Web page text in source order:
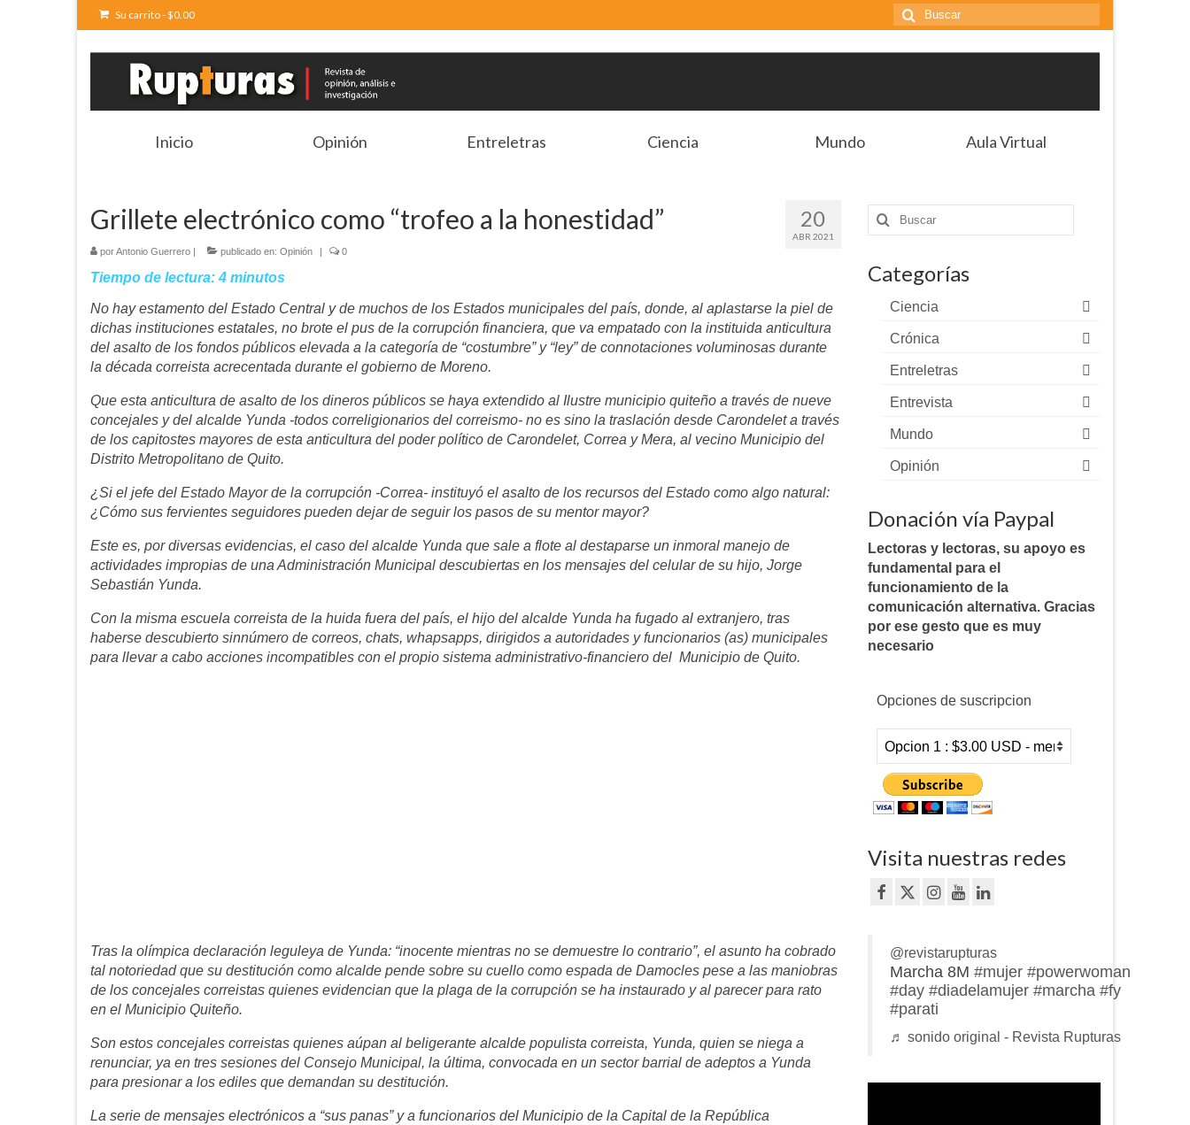
Su carrito-$0.00
Buscar
por:
Inicio Opinión Entreletras Ciencia Mundo Aula Virtual
20
ABR 2021
Grillete electrónico como “trofeo a la honestidad”
porAntonio Guerrero | publicado en: Opinión | 0
Tiempo de lectura: 4 minutos
No hay estamento del Estado Central y de muchos de los Estados municipales del país, donde, al aplastarse la piel de
dichas instituciones estatales, no brote el pus de la corrupción financiera, que va empatado con la instituida anticultura
del asalto de los fondos públicos elevada a la categoría de “costumbre” y “ley” de connotaciones voluminosas durante
la década correista acrecentada durante el gobierno de Moreno.
Que esta anticultura de asalto de los dineros públicos se haya extendido al Ilustre municipio quiteño a través de nueve
concejales y del alcalde Yunda -todos correligionarios del correismo- no es sino la traslación desde Carondelet a través
de los capitostes mayores de esta anticultura del poder político de Carondelet, Correa y Mera, al vecino Municipio del
Distrito Metropolitano de Quito.
¿Si el jefe del Estado Mayor de la corrupción -Correa- instituyó el asalto de los recursos del Estado como algo natural:
¿Cómo sus fervientes seguidores pueden dejar de seguir los pasos de su mentor mayor?
Este es, por diversas evidencias, el caso del alcalde Yunda que sale a flote al destaparse un inmoral manejo de
actividades impropias de una Administración Municipal descubiertas en los mensajes del celular de su hijo, Jorge
Sebastián Yunda.
Con la misma escuela correista de la huida fuera del país, el hijo del alcalde Yunda ha fugado al extranjero, tras
haberse descubierto sinnúmero de correos, chats, whapsapps, dirigidos a autoridades y funcionarios (as) municipales
para llevar a cabo acciones incompatibles con el propio sistema administrativo-financiero del Municipio de Quito.
Tras la olímpica declaración leguleya de Yunda: “inocente mientras no se demuestre lo contrario”, el asunto ha cobrado
tal notoriedad que su destitución como alcalde pende sobre su cuello como espada de Damocles pese a las maniobras
de los concejales correistas quienes evidencian que la plaga de la corrupción se ha instaurado y al parecer para rato
en el Municipio Quiteño.
Son estos concejales correistas quienes aúpan al beligerante alcalde populista correista, Yunda, quien se niega a
renunciar, ya en tres sesiones del Consejo Municipal, la última, convocada en un sector barrial de adeptos a Yunda
para presionar a los ediles que demandan su destitución.
La serie de mensajes electrónicos a “sus panas” y a funcionarios del Municipio de la Capital de la República
Buscar
por:
Categorías
Ciencia
Crónica
Entreletras
Entrevista
Mundo
Opinión
Donación vía Paypal
Lectoras y lectoras, su apoyo es
fundamental para el
funcionamiento de la
comunicación alternativa. Gracias
por ese gesto que es muy
necesario
Opciones de suscripcion
Visita nuestras redes
@revistarupturas
Marcha 8M #mujer #powerwoman
#day #diadelamujer #marcha #fy
#parati
♬ sonido original - Revista Rupturas